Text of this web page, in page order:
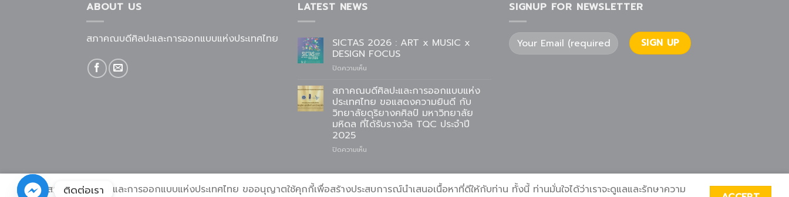
ABOUT US
สภาคณบดีศิลปะและการออกแบบแห่งประเทศไทย
LATEST NEWS
SICTAS 2026 : ART x MUSIC x
DESIGN FOCUS
ปิดความเห็น
2026
:
ART
x
MUSIC
สภาคณบดีศิลปะและการออกแบบแห่ง
ประเทศไทย ขอแสดงความยินดี กับ
วิทยาลัยดุริยางคศิลป์ มหาวิทยาลัย
มหิดล ที่ได้รับรางวัล TQC ประจำปี
2025
ปิดความเห็น
และ
SIGNUP FOR NEWSLETTER
เกี่ยวกับสภาคณบดี กรรมการและสมาชิก ข่าวสารและกิจกรรม เอกสารและฐานข้อมูล ติดต่อสภาคณบดี
เว็บไซต์สภาคณบดีศิลปะและการออกแบบแห่งประเทศไทย ขออนุญาตใช้คุกกี้เพื่อสร้างประสบการณ์นำเสนอเนื้อหาที่ดีให้กับท่าน ทั้งนี้ ท่านมั่นใจได้ว่าเราจะดูแลและรักษาความ
ติดต่อเรา